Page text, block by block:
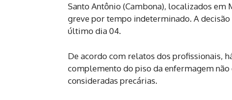
Santo Antônio (Cambona), localizados em
greve por tempo indeterminado. A
último dia 04.
De acordo com relatos dos profissionais,
complemento do piso da enfermagem
consideradas precárias.